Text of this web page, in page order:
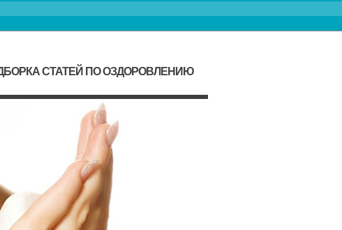
СТАТЕЙ ПО ОЗДОРОВЛЕНИЮ